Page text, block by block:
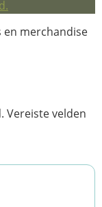
merchandise
Vereiste velden